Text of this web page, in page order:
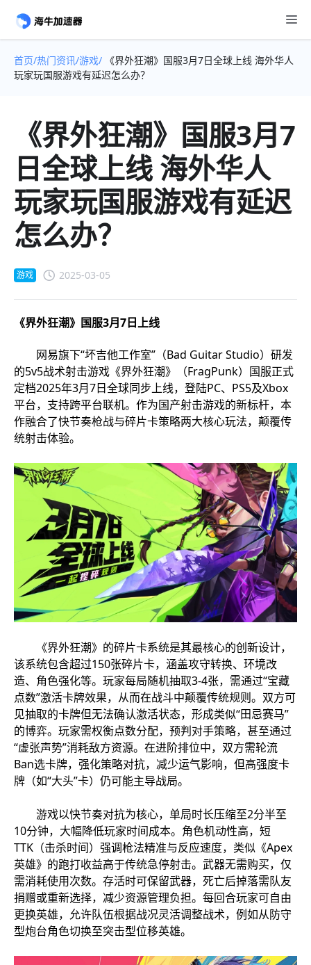
首页/热门资讯/游戏/ 《界外狂潮》国服3月7日全球上线 海外华人
玩家玩国服游戏有延迟怎么办？
《界外狂潮》国服3月7
日全球上线 海外华人
玩家玩国服游戏有延迟
怎么办？
游戏 2025-03-05
《界外狂潮》国服3月7日上线
网易旗下“坏吉他工作室”（Bad Guitar Studio）研发
的5v5战术射击游戏《界外狂潮》（FragPunk）国服正式
定档2025年3月7日全球同步上线，登陆PC、PS5及Xbox
平台，支持跨平台联机。作为国产射击游戏的新标杆，本
作融合了快节奏枪战与碎片卡策略两大核心玩法，颠覆传
统射击体验。
《界外狂潮》的碎片卡系统是其最核心的创新设计，
该系统包含超过150张碎片卡，涵盖攻守转换、环境改
造、角色强化等。玩家每局随机抽取3-4张，需通过“宝藏
点数”激活卡牌效果，从而在战斗中颠覆传统规则。双方可
见抽取的卡牌但无法确认激活状态，形成类似“田忌赛马”
的博弈。玩家需权衡点数分配，预判对手策略，甚至通过
“虚张声势”消耗敌方资源。在进阶排位中，双方需轮流
Ban选卡牌，强化策略对抗，减少运气影响，但高强度卡
牌（如“大头”卡）仍可能主导战局。
游戏以快节奏对抗为核心，单局时长压缩至2分半至
10分钟，大幅降低玩家时间成本。角色机动性高，短
TTK（击杀时间）强调枪法精准与反应速度，类似《Apex
英雄》的跑打收益高于传统急停射击。武器无需购买，仅
需消耗使用次数。存活时可保留武器，死亡后掉落需队友
捐赠或重新选择，减少资源管理负担。每回合玩家可自由
更换英雄，允许队伍根据战况灵活调整战术，例如从防守
型炮台角色切换至突击型位移英雄。